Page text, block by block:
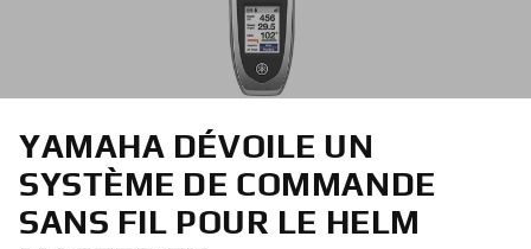
YAMAHA DÉVOILE UN
SYSTÈME DE COMMANDE
SANS FIL POUR LE HELM